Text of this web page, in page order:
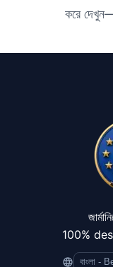
করে
100%